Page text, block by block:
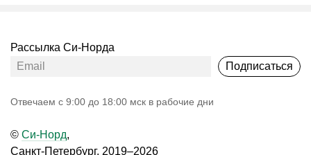
Рассылка Си-Норда
Подписаться
Oтвечаем с 9:00 до 18:00 мск в рабочие дни
© Си-Норд,
Санкт-Петербург, 2019–2026